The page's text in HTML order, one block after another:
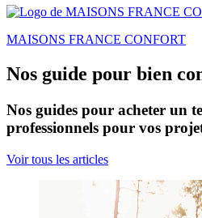
MAISONS FRANCE CONFORT
Nos guide pour bien
Nos guides pour acheter un
professionnels pour vos
Voir tous les articles